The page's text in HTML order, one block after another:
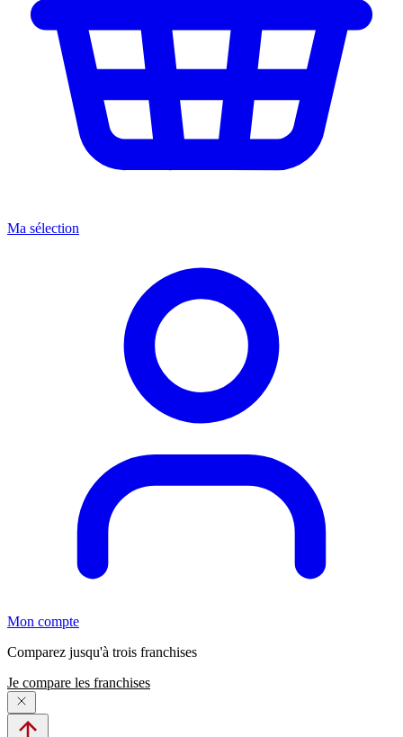
Ma sélection
Mon compte
Comparez jusqu'à trois franchises
Je compare les franchises